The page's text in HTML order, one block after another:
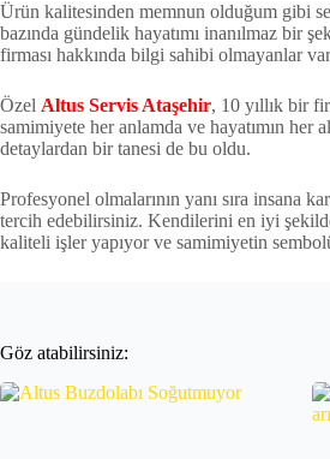
Ürün kalitesinden memnun olduğum gibi
bazında gündelik hayatımı inanılmaz bir
firması hakkında bilgi sahibi olmayanlar
Özel Altus Servis Ataşehir, 10 yıllık bir
samimiyete her anlamda ve hayatımın her
detaylardan bir tanesi de bu oldu.
Profesyonel olmalarının yanı sıra insana
tercih edebilirsiniz. Kendilerini en iyi
kaliteli işler yapıyor ve samimiyetin
Göz atabilirsiniz: